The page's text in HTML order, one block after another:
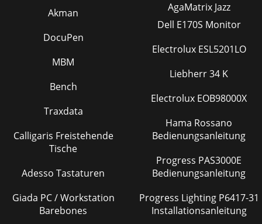
Akman
DocuPen
MBM
Bench
Traxdata
Calligaris Freistehende
Tische
Adesso Tastaturen
Giada PC / Workstation
Barebones
AgaMatrix Jazz
Dell E170S Monitor
Electrolux ESL5201LO
Liebherr 34 K
Electrolux EOB98000X
Hama Rossano
Bedienungsanleitung
Progress PAS3000E
Bedienungsanleitung
Progress Lighting P6417-31
Installationsanleitung